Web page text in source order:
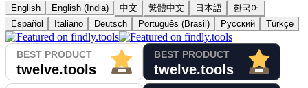
English English (India) 中文 繁體中文 日本語
한국어
Español
Italiano Deutsch Português (Brasil) Русский Türkçe